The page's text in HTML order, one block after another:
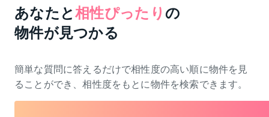
あなたと相性ぴったり の
物件が見つかる
簡単な質問に答えるだけで相性度の高い順に物件を 見
ることができ、相性度をもとに物件を検索できます。